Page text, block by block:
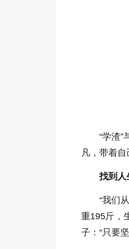
“学渣
凡，带着自
找到人
“我们
重195斤，
子：“只要